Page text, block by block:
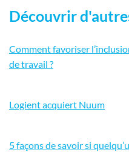
Découvrir
Comment favoriser
de travail ?
Logient acquiert Nuum
5 façons de savoir si